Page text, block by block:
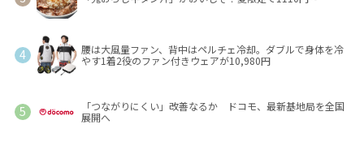
腰は大風量ファン、背中はペルチェ冷却。ダブルで身体を冷
やす1着2役のファン付きウェアが10,980円
「つながりにくい」改善なるか ドコモ、最新基地局を全国
展開へ